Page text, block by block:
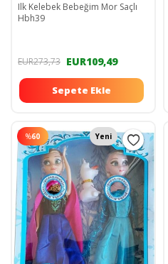
Ilk Kelebek Bebeğim Mor Saçlı
Hbh39
EUR273,73 EUR109,49
Sepete Ekle
%60 Yeni